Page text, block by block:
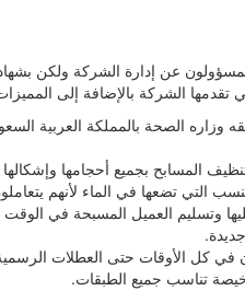
عن إدارة الشركة ولكن
الشركة بالإضافة إلى المميزات
الصحة بالمملكة العربية
المسابح بجميع أحجامها
التي تضعها في الماء لأنهم
وتسليم العميل المسبحة في
في كل الأوقات حتى العطلات
تناسب جميع الطبقات.